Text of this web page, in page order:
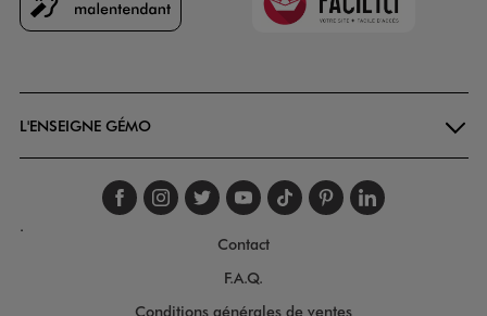
L'ENSEIGNE GÉMO
Suivez-nous sur
Suivez-nous sur
Suivez-nous sur
Suivez-nous
Suivez-nous
Suivez-
.
Contact
F.A.Q.
Conditions générales de ventes